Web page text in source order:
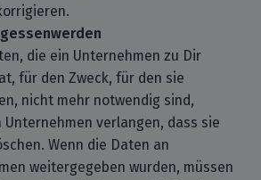
die ein Unternehmen zu Dir
für den Zweck, für den sie
nicht mehr notwendig sind,
Unternehmen verlangen, dass sie
Wenn die Daten an
weitergegeben wurden, müssen